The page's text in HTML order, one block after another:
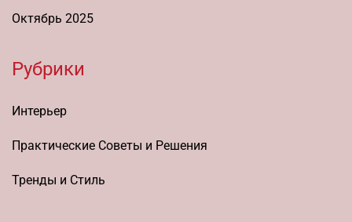
Октябрь 2025
Рубрики
Интерьер
Практические Советы и Решения
Тренды и Стиль